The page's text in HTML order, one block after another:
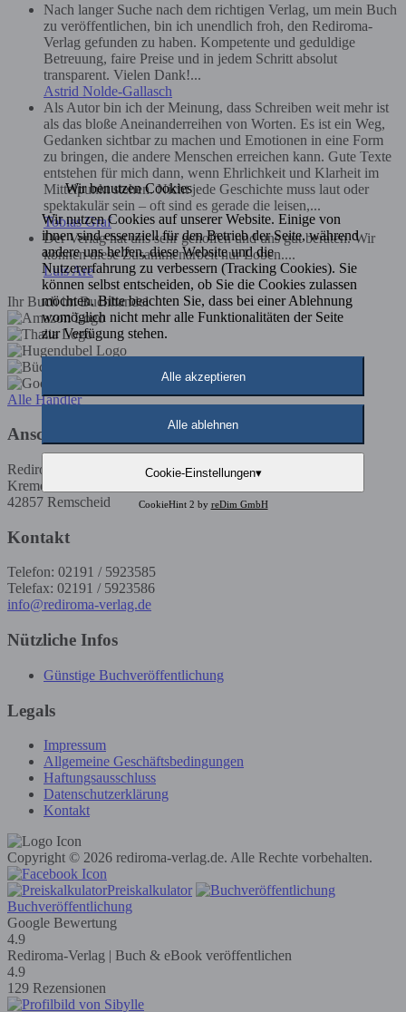
Nach langer Suche nach dem richtigen Verlag, um mein Buch
zu veröffentlichen, bin ich unendlich froh, den Rediroma-
Verlag gefunden zu haben. Kompetente und geduldige
Betreuung, faire Preise und in jedem Schritt absolut
transparent. Vielen Dank!...
Astrid Nolde-Gallasch
Als Autor bin ich der Meinung, dass Schreiben weit mehr ist
als das bloße Aneinanderreihen von Worten. Es ist ein Weg,
Gedanken sichtbar zu machen und Emotionen in eine Form
zu bringen, die andere Menschen erreichen kann. Gute Texte
entstehen für mich dann, wenn Ehrlichkeit und Klarheit im
Mittelpunkt stehen. Nicht jede Geschichte muss laut oder
spektakulär sein – oft sind es gerade die leisen,...
Tobias Graf
Der Verlag hat uns sehr geholfen und uns gut beraten. Wir
können diese Zusammenarbeit nur Loben....
Luis Are
Ihr Buch im Buchhandel
Alle Händler
Anschrift
Rediroma-Verlag
Kremenholler Str. 53
42857 Remscheid
Kontakt
Telefon: 02191 / 5923585
Telefax: 02191 / 5923586
info@rediroma-verlag.de
Nützliche Infos
Günstige Buchveröffentlichung
Legals
Impressum
Allgemeine Geschäftsbedingungen
Haftungsausschluss
Datenschutzerklärung
Kontakt
Copyright © 2026 rediroma-verlag.de. Alle Rechte vorbehalten.
Preiskalkulator
Buchveröffentlichung
Google Bewertung
4.9
Rediroma-Verlag | Buch & eBook veröffentlichen
4.9
129 Rezensionen
Wir benutzen Cookies
Wir nutzen Cookies auf unserer Website. Einige von
ihnen sind essenziell für den Betrieb der Seite, während
andere uns helfen, diese Website und die
Nutzererfahrung zu verbessern (Tracking Cookies). Sie
können selbst entscheiden, ob Sie die Cookies zulassen
möchten. Bitte beachten Sie, dass bei einer Ablehnung
womöglich nicht mehr alle Funktionalitäten der Seite
zur Verfügung stehen.
Alle akzeptieren
Alle ablehnen
Cookie-Einstellungen▾
CookieHint 2 by reDim GmbH